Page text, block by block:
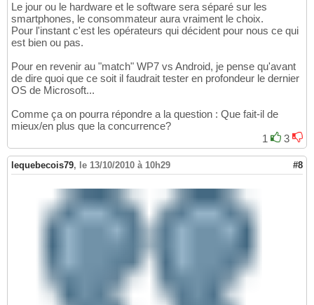
Le jour ou le hardware et le software sera séparé sur les
smartphones, le consommateur aura vraiment le choix.
Pour l'instant c'est les opérateurs qui décident pour nous ce qui
est bien ou pas.
Pour en revenir au "match" WP7 vs Android, je pense qu'avant
de dire quoi que ce soit il faudrait tester en profondeur le dernier
OS de Microsoft...
Comme ça on pourra répondre a la question : Que fait-il de
mieux/en plus que la concurrence?
1
3
lequebecois79, le 13/10/2010 à 10h29 #8